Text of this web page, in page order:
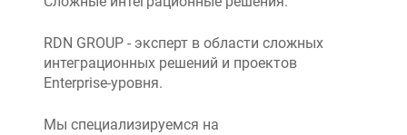
RDN GROUP - эксперт в области сложных
интеграционных решений и проектов
Enterprise-уровня.
Мы специализируемся на